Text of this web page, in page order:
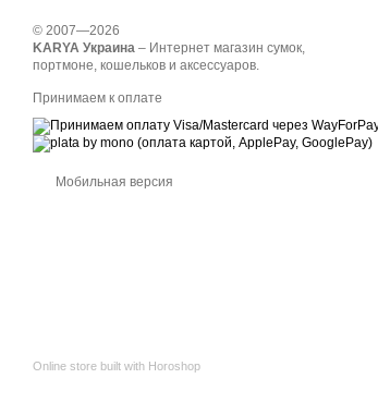
© 2007—2026
KARYA Украина – Интернет магазин сумок,
портмоне, кошельков и аксессуаров.
Принимаем к оплате
Мобильная версия
Online store built with Horoshop